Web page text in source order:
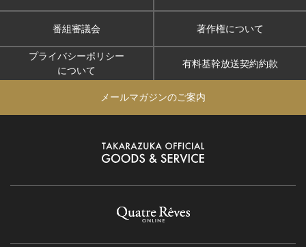
番組審議会 著作権について
プライバシーポリシー
について
有料基幹放送契約約款
メールマガジンのご案内